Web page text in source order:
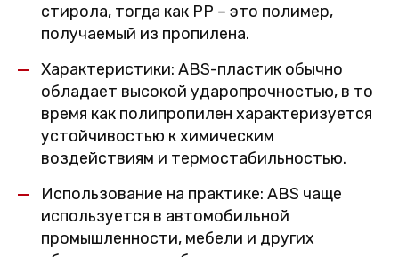
стирола, тогда как PP – это полимер,
получаемый из пропилена.
Характеристики: ABS-пластик обычно
обладает высокой ударопрочностью, в то
время как полипропилен характеризуется
устойчивостью к химическим
воздействиям и термостабильностью.
Использование на практике: ABS чаще
используется в автомобильной
промышленности, мебели и других